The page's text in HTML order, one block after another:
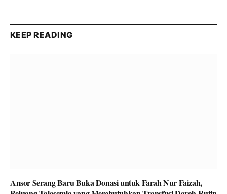
KEEP READING
Ansor Serang Baru Buka Donasi untuk Farah Nur Faizah,